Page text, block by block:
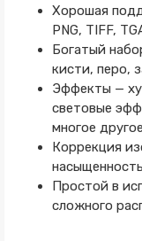
Хорошая
PNG, TIFF,
Богатый
кисти, перо,
Эффекты —
световые
многое другое
Коррекция
Простой в
сложного